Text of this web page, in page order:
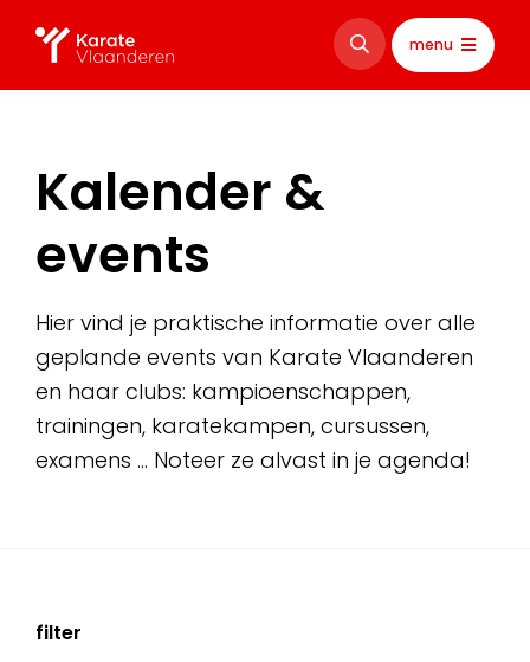
menu
Kalender &
events
Hier vind je praktische informatie over alle
geplande events van Karate Vlaanderen
en haar clubs: kampioenschappen,
trainingen, karatekampen, cursussen,
examens … Noteer ze alvast in je agenda!
filter